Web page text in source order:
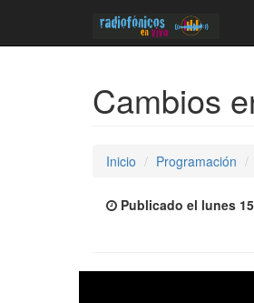
Cambios
Inicio Programación
Publicado el lunes